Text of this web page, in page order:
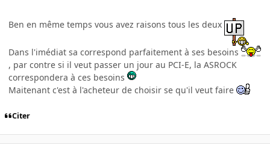
Ben en même temps vous avez raisons tous les deux
Dans l'imédiat sa correspond parfaitement à ses besoins
, par contre si il veut passer un jour au PCI-E, la ASROCK
correspondera à ces besoins
Maitenant c'est à l'acheteur de choisir se qu'il veut faire
Citer